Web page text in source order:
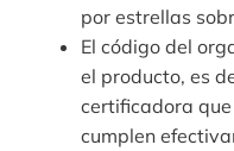
por estrellas
El código del
el producto, es
certificadora
cumplen